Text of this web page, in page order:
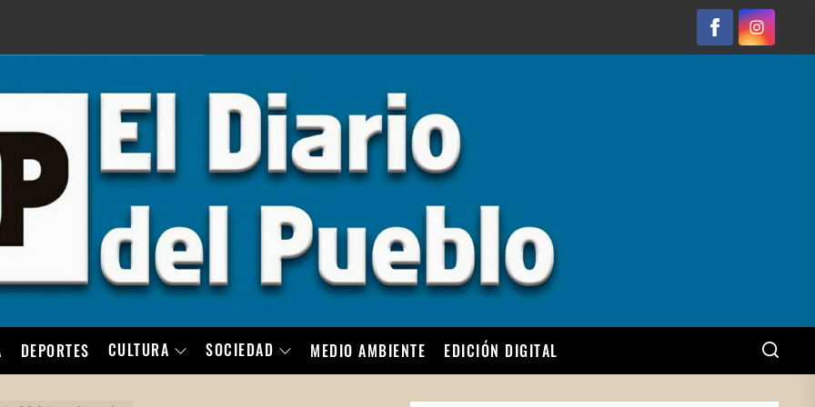
FacebookInstagram
DEPORTES CULTURA SOCIEDAD MEDIO AMBIENTE EDICIÓN DIGITAL